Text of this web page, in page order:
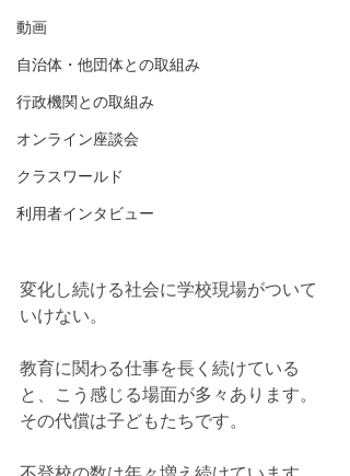
動画
自治体・他団体との取組み
行政機関との取組み
オンライン座談会
クラスワールド
利用者インタビュー
変化し続ける社会に学校現場がついて
いけない。
教育に関わる仕事を長く続けている
と、こう感じる場面が多々あります。
その代償は子どもたちです。